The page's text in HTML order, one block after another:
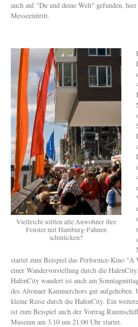
auch auf "Du und deine Welt" gefunden,
Messeeintritt.
Vielleicht sollten alle Anwohner ihre
Fenster mit Hamburg-Fahnen
schmücken?
startet zum Beispiel das Performce-Kino "A
einer Wandervorstellung durch die
HafenCity wandert ist auch am
des Altonaer Kammerchors gut aufgehoben.
kleine Reise durch die HafenCity. Ein
ist zum Beispiel auch der Vortrag
Museum am 3.10 um 21:00 Uhr startet.